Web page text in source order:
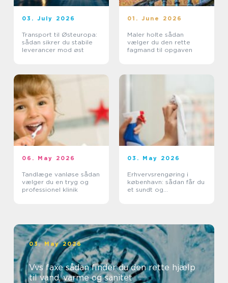
03. July 2026
Transport til Østeuropa:
sådan sikrer du stabile
leverancer mod øst
01. June 2026
Maler holte sådan
vælger du den rette
fagmand til opgaven
06. May 2026
Tandlæge vanløse sådan
vælger du en tryg og
professionel klinik
03. May 2026
Erhvervsrengøring i
københavn: sådan får du
et sundt og
03. May 2026
Vvs faxe sådan finder du den rette hjælp
til vand, varme og sanitet